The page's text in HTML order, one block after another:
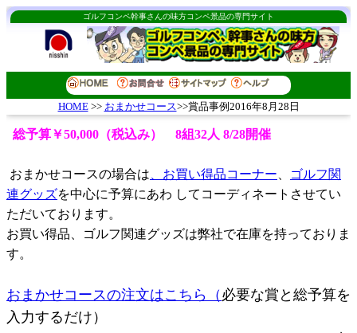
ゴルフコンペ幹事さんの味方コンペ景品の専門サイト
HOME>> おまかせコース>>賞品事例2016年8月28日
総予算￥50,000（税込み） 8組32人 8/28開催
おまかせコースの場合は 、お買い得品コーナー
ゴルフ関
連グッズを中心に予算にあわ してコーディネートさせてい
ただいております。
お買い得品、ゴルフ関連グッズは弊社で在庫を持っておりま
す。
おまかせコースの注文はこちら（ 必要な賞と総予算を
入力するだけ）